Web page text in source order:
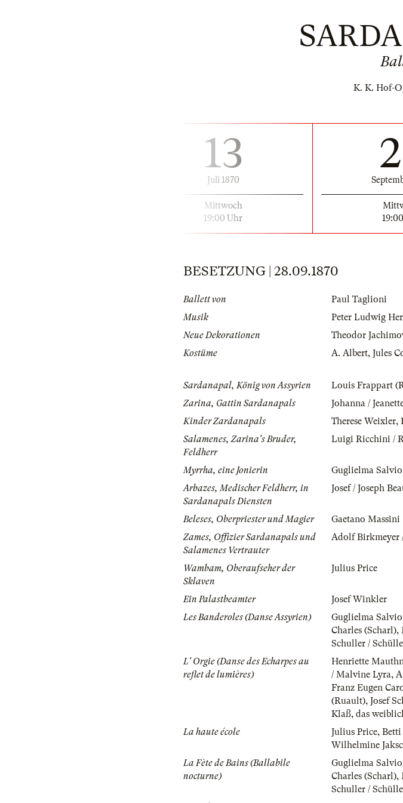
K. K. Hof-
13
Juli 1870
Mittwoch
19:00 Uhr
BESETZUNG | 28.09.1870
Ballett von
Paul Taglioni
Musik
Peter Ludwig
Neue Dekorationen
Theodor
Kostüme
A. Albert, Jules
Sardanapal, König von Assyrien
Louis Frappart
Zarina, Gattin Sardanapals
Johanna /
Kinder Zardanapals
Therese Weixler,
Salamenes, Zarina's Bruder,
Feldherr
Luigi Ricchini /
Myrrha, eine Jonierin
Guglielma
Arbazes, Medischer Feldherr, in
Sardanapals Diensten
Josef / Joseph
Beleses, Oberpriester und Magier
Gaetano Massini
Zames, Offizier Sardanapals und
Salamenes Vertrauter
Adolf Birkmeyer
Wambam, Oberaufseher der
Sklaven
Julius Price
Ein Palastbeamter
Josef Winkler
Les Banderoles (Danse Assyrien)
Guglielma
Charles (Scharl),
Schuller /
L' Orgie (Danse des Echarpes au
reflet de lumières)
Henriette
/ Malvine Lyra,
Franz Eugen
(Ruault), Josef
Klaß, das
La haute école
Julius Price, Betti
Wilhelmine
La Fète de Bains (Ballabile
nocturne)
Guglielma
Charles (Scharl),
Schuller /